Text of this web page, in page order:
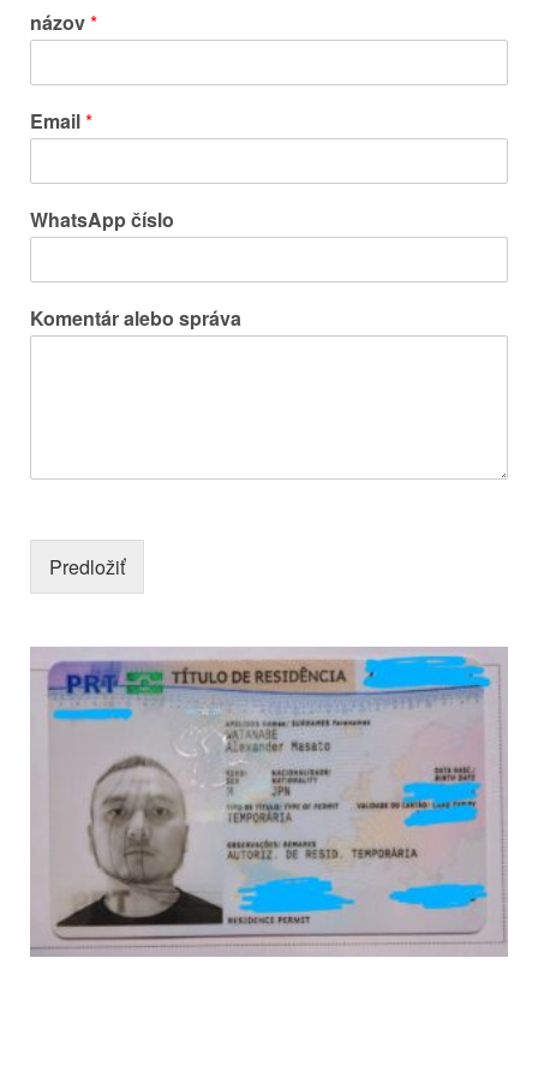
názov*
Email*
WhatsApp číslo
Komentár alebo správa
Predložiť